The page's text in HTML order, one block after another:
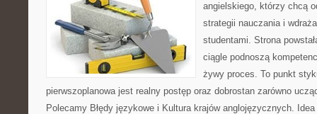
angielskiego, którzy chcą
strategii nauczania i
studentami. Strona
ciągle podnoszą
żywy proces. To punkt
pierwszoplanowa jest realny postęp oraz dobrostan zarówno
Polecamy Błędy językowe i Kultura krajów anglojęzycznych.